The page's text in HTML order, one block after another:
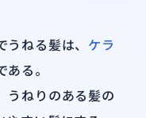
ねる髪は、 ケラ
る。
うねりのある髪の